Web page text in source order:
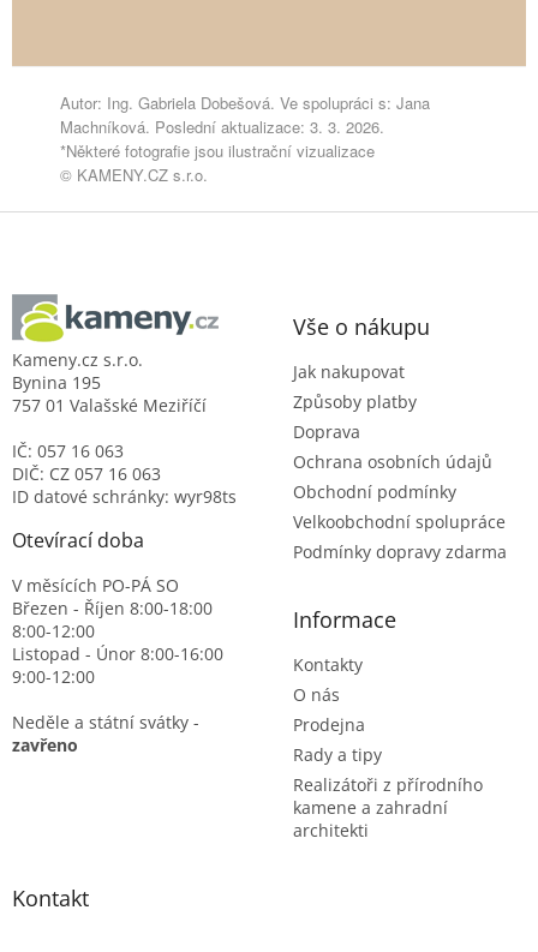
Autor: Ing. Gabriela Dobešová. Ve spolupráci s: Jana
Machníková. Poslední aktualizace: 3. 3. 2026.
*Některé fotografie jsou ilustrační vizualizace
© KAMENY.CZ s.r.o.
Z
Kameny.cz s.r.o.
Bynina 195
757 01 Valašské Meziříčí
IČ: 057 16 063
DIČ: CZ 057 16 063
ID datové schránky: wyr98ts
Otevírací doba
V měsících PO-PÁ SO
Březen - Říjen 8:00-18:00
8:00-12:00
Listopad - Únor 8:00-16:00
9:00-12:00
Neděle a státní svátky -
zavřeno
Vše o nákupu
Jak nakupovat
Způsoby platby
Doprava
Ochrana osobních údajů
Obchodní podmínky
Velkoobchodní spolupráce
Podmínky dopravy zdarma
Informace
Kontakty
O nás
Prodejna
Rady a tipy
Realizátoři z přírodního
kamene a zahradní
architekti
Kontakt